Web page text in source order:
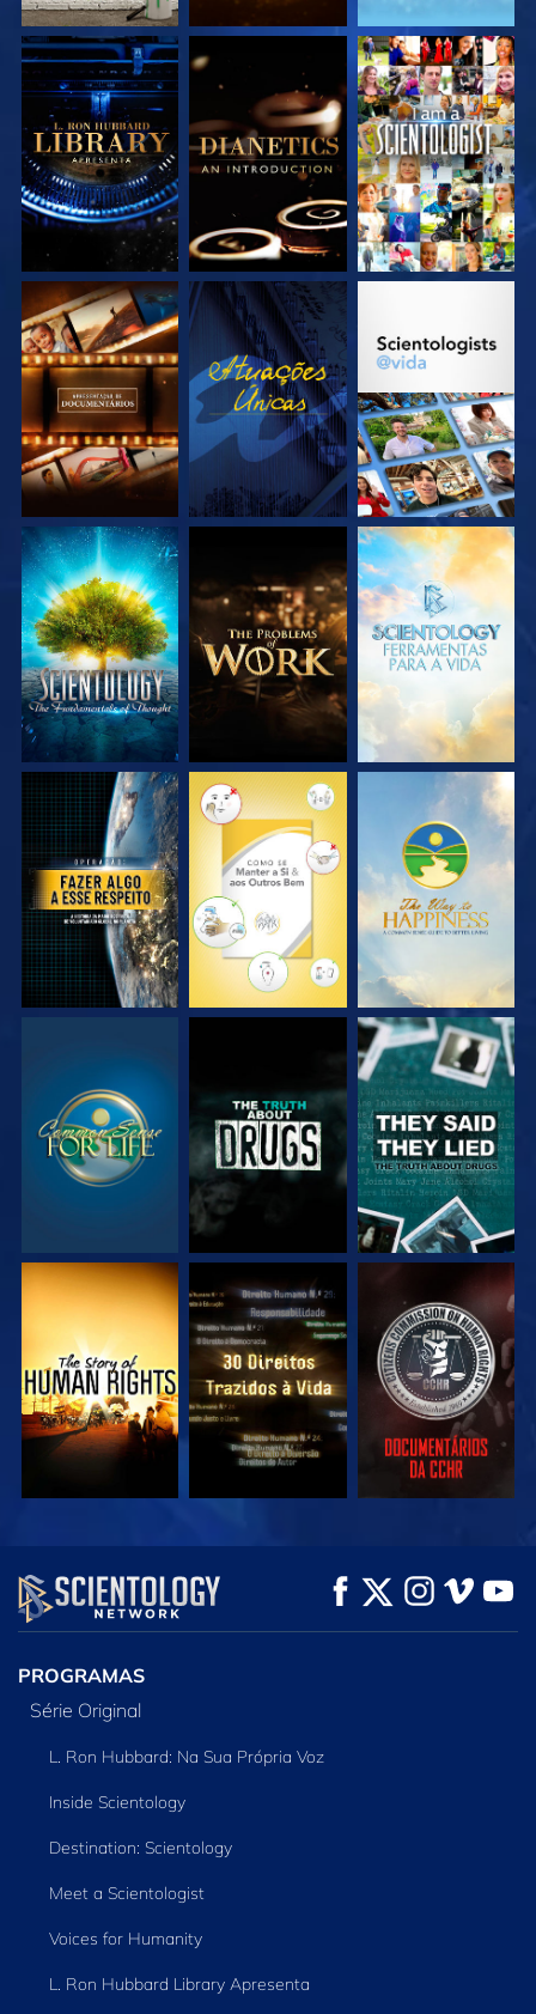
EXPLORE A SÉRIE EXPLORE A SÉRIE VEJA
EXPLORE A SÉRIE VEJA EXPLORE A SÉRIE
EXPLORE A SÉRIE EXPLORE A SÉRIE EXPLORE A SÉRIE
VEJA VEJA VEJA
VEJA VEJA VEJA
VEJA VEJA VEJA
VEJA EXPLORE A SÉRIE
PROGRAMAS
Série Original
L. Ron Hubbard: Na Sua Própria Voz
Inside Scientology
Destination: Scientology
Meet a Scientologist
Voices for Humanity
L. Ron Hubbard Library Apresenta